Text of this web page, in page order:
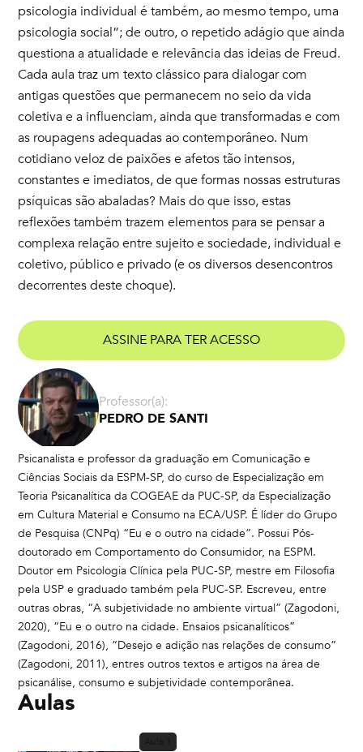
psicologia individual é também, ao mesmo tempo, uma
psicologia social”; de outro, o repetido adágio que ainda
questiona a atualidade e relevância das ideias de Freud.
Cada aula traz um texto clássico para dialogar com
antigas questões que permanecem no seio da vida
coletiva e a influenciam, ainda que transformadas e com
as roupagens adequadas ao contemporâneo. Num
cotidiano veloz de paixões e afetos tão intensos,
constantes e imediatos, de que formas nossas estruturas
psíquicas são abaladas? Mais do que isso, estas
reflexões também trazem elementos para se pensar a
complexa relação entre sujeito e sociedade, individual e
coletivo, público e privado (e os diversos desencontros
decorrentes deste choque).
ASSINE PARA TER ACESSO
Professor(a):
PEDRO DE SANTI
Psicanalista e professor da graduação em Comunicação e
Ciências Sociais da ESPM-SP, do curso de Especialização em
Teoria Psicanalítica da COGEAE da PUC-SP, da Especialização
em Cultura Material e Consumo na ECA/USP. É líder do Grupo
de Pesquisa (CNPq) “Eu e o outro na cidade”. Possui Pós-
doutorado em Comportamento do Consumidor, na ESPM.
Doutor em Psicologia Clínica pela PUC-SP, mestre em Filosofia
pela USP e graduado também pela PUC-SP. Escreveu, entre
outras obras, “A subjetividade no ambiente virtual” (Zagodoni,
2020), “Eu e o outro na cidade. Ensaios psicanalíticos”
(Zagodoni, 2016), “Desejo e adição nas relações de consumo”
(Zagodoni, 2011), entres outros textos e artigos na área de
psicanálise, consumo e subjetividade contemporânea.
Aulas